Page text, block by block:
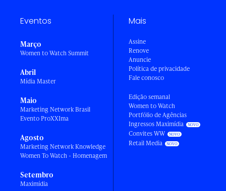
Eventos
Março
Women to Watch Summit
Abril
Mídia Master
Maio
Marketing Network Brasil
Evento ProXXIma
Agosto
Marketing Network Knowledge
Women To Watch - Homenagem
Setembro
Maximídia
Mais
Assine
Renove
Anuncie
Política de privacidade
Fale conosco
Edição semanal
Women to Watch
Portfólio de Agências
Ingressos Maximídia
Convites WW
Retail Media